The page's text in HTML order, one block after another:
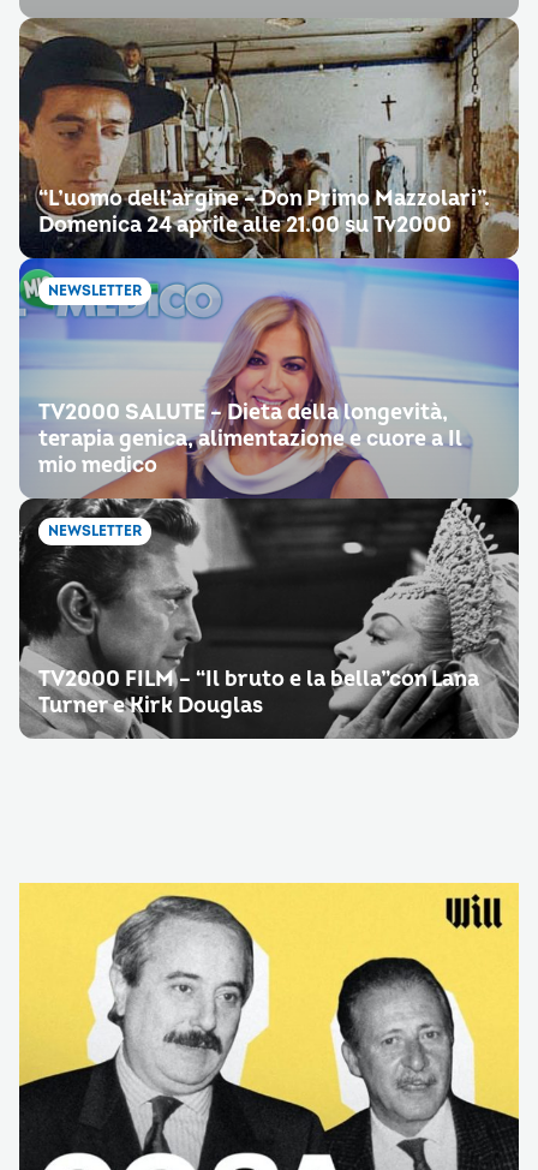
“L’uomo dell’argine – Don Primo Mazzolari”.
Domenica 24 aprile alle 21.00 su Tv2000
NEWSLETTER
TV2000 SALUTE – Dieta della longevità,
terapia genica, alimentazione e cuore a Il
mio medico
NEWSLETTER
TV2000 FILM – “Il bruto e la bella”con Lana
Turner e Kirk Douglas